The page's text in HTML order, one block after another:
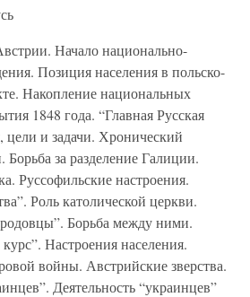
Начало национально-
Позиция населения в польско-
Накопление национальных
1848 года. “Главная Русская
цели и задачи. Хронический
за разделение Галиции.
Руссофильские настроения.
Роль католической церкви.
Борьба между ними.
Настроения населения.
войны. Австрийские зверства.
Деятельность “украинцев”